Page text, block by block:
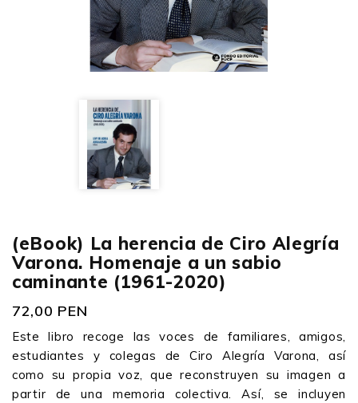
(eBook) La herencia de Ciro Alegría
Varona. Homenaje a un sabio
caminante (1961-2020)
72,00 PEN
Este libro recoge las voces de familiares, amigos,
estudiantes y colegas de Ciro Alegría Varona, así
como su propia voz, que reconstruyen su imagen a
partir de una memoria colectiva. Así, se incluyen